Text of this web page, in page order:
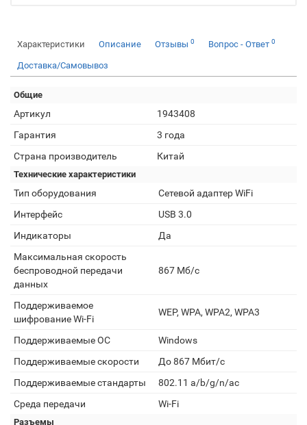
Характеристики Описание Отзывы 0 Вопрос - Ответ 0
Доставка/Самовывоз
Общие
Артикул
1943408
Гарантия
3 года
Страна производитель
Китай
Технические характеристики
Тип оборудования
Сетевой адаптер WiFi
Интерфейс
USB 3.0
Индикаторы
Да
Максимальная скорость
беспроводной передачи
данных
867 Мб/с
Поддерживаемое
шифрование Wi-Fi
WEP, WPA, WPA2, WPA3
Поддерживаемые ОС
Windows
Поддерживаемые скорости
До 867 Мбит/с
Поддерживаемые стандарты
802.11 a/b/g/n/ac
Среда передачи
Wi-Fi
Разъемы